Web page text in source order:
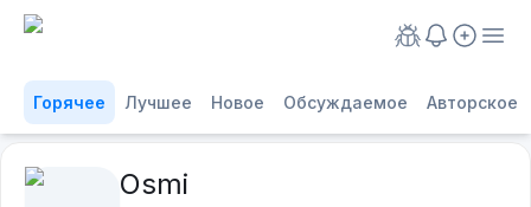
Горячее Лучшее Новое Обсуждаемое Авторское
Osmi